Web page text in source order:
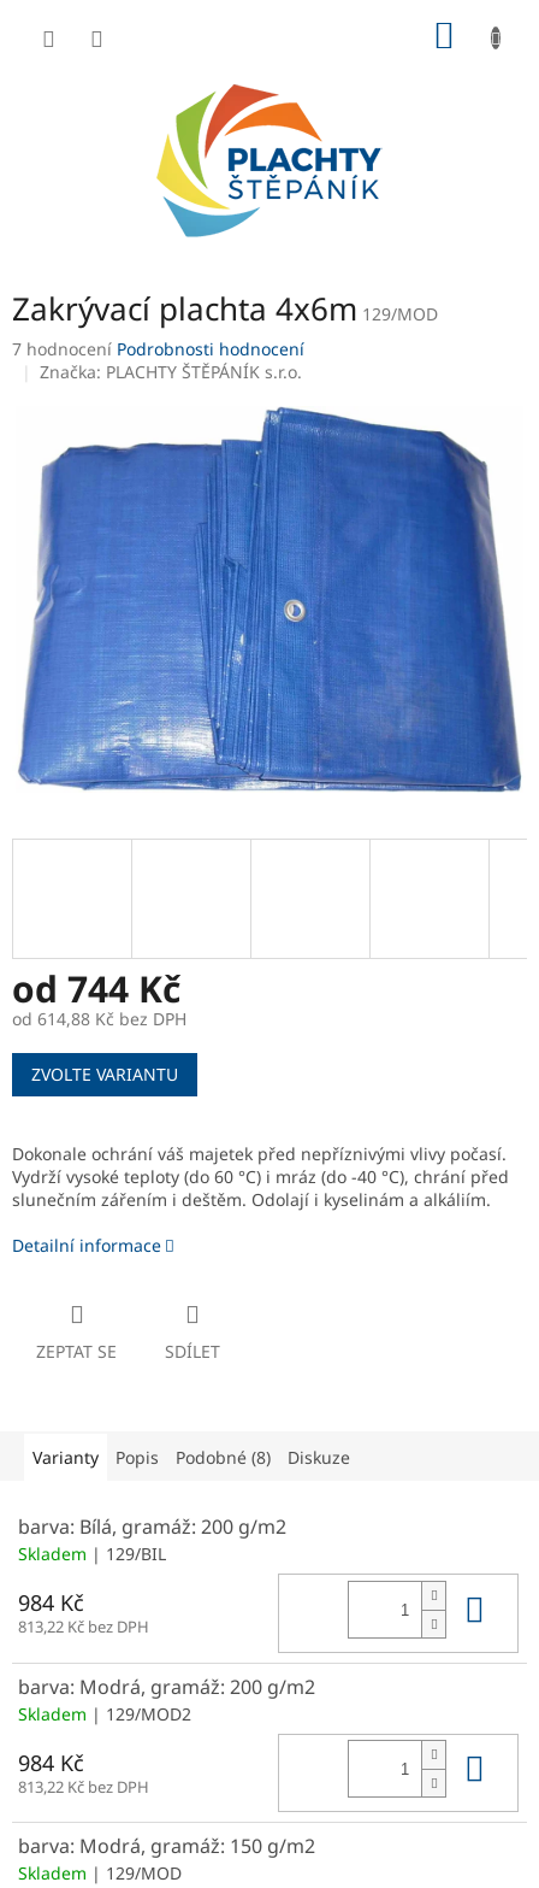
Zakrývací plachta 4x6m 129/MOD
Průměrné
hodnocení
hvězdiček.
7 hodnocení Podrobnosti hodnocení
Značka: PLACHTY ŠTĚPÁNÍK s.r.o.
od 744 Kč
od 614,88 Kč bez DPH
Měrná
cena:
ZVOLTE VARIANTU
Dokonale ochrání váš majetek před nepříznivými vlivy počasí.
Vydrží vysoké teploty (do 60 °C) i mráz (do -40 °C), chrání před
slunečním zářením i deštěm. Odolají i kyselinám a alkáliím.
Detailní informace
ZEPTAT SE SDÍLET
Varianty Popis Podobné (8) Diskuze
barva: Bílá, gramáž: 200 g/m2
Skladem | 129/BIL
984 Kč
813,22 Kč bez DPH
barva: Modrá, gramáž: 200 g/m2
Skladem | 129/MOD2
984 Kč
813,22 Kč bez DPH
barva: Modrá, gramáž: 150 g/m2
Skladem | 129/MOD